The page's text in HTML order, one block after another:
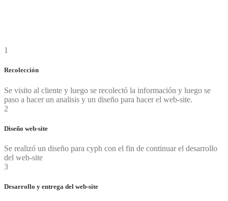
1
Recolección
Se visito al cliente y luego se recolectó la información y luego se
paso a hacer un analisis y un diseño para hacer el web-site.
2
Diseño web-site
Se realizó un diseño para cyph con el fin de continuar el desarrollo
del web-site
3
Desarrollo y entrega del web-site